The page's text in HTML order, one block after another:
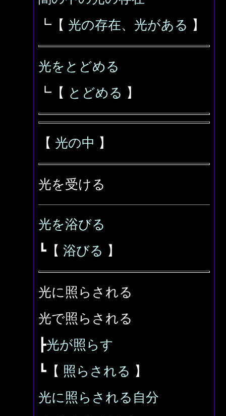
┗【 光の存在、光がある 】
光をとどめる
┗【 とどめる 】
【 光の中 】
光を受ける
光を浴びる
┗【 浴びる 】
光に照らされる
光で照らされる
┣光が照らす
┗【 照らされる 】
光に照らされる自分